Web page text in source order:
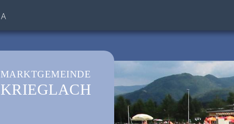
A
MARKTGEMEINDE
KRIEGLACH